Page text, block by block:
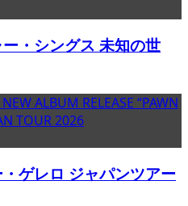
・シングス 未知の世
ゲレロ ジャパンツアー